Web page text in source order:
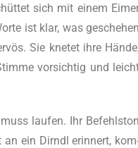
sich mit einem
ist klar, was gesche­hen
Sie kne­tet ihre
vor­sich­tig und
lau­fen. Ihr Befehls­ton
an ein Dirndl erin­nert,